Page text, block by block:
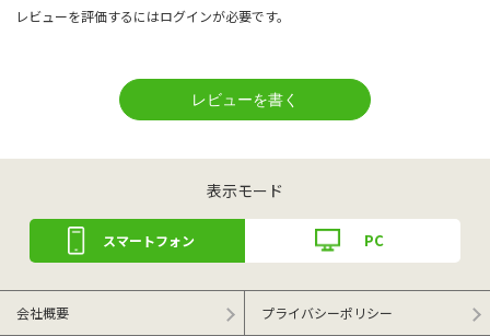
レビューを評価するにはログインが必要です。
表示モード
スマートフォン PC
会社概要 プライバシーポリシー